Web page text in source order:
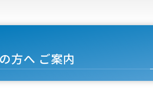
方へ ご案内